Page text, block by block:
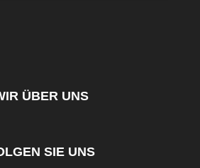
ÜBER UNS
SIE UNS